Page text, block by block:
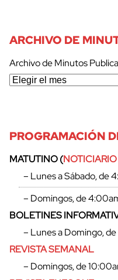
ARCHIVO DE
Archivo de Minutos
PROGRAMACIÓN
MATUTINO (
– Lunes a Sábado, de
– Domingos, de
BOLETINES
– Lunes a Domingo,
REVISTA SEMANAL
– Domingos, de